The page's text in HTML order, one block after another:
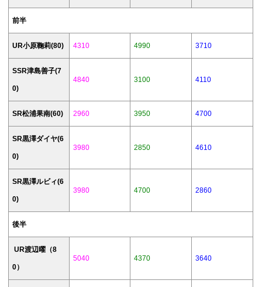
前半
UR小原鞠莉(80) 4310 4990 3710
SSR津島善子(7
0)
4840 3100 4110
SR松浦果南(60) 2960 3950 4700
SR黒澤ダイヤ(6
0)
3980 2850 4610
SR黒澤ルビィ(6
0)
3980 4700 2860
後半
UR渡辺曜（8
0）
5040 4370 3640